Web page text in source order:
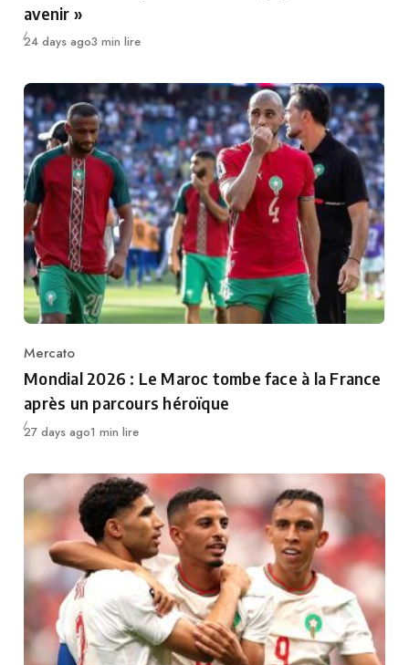
avenir »
Publié
24 days ago3 min lire
Category
Mercato
Mondial 2026 : Le Maroc tombe face à la France
après un parcours héroïque
Publié
27 days ago1 min lire